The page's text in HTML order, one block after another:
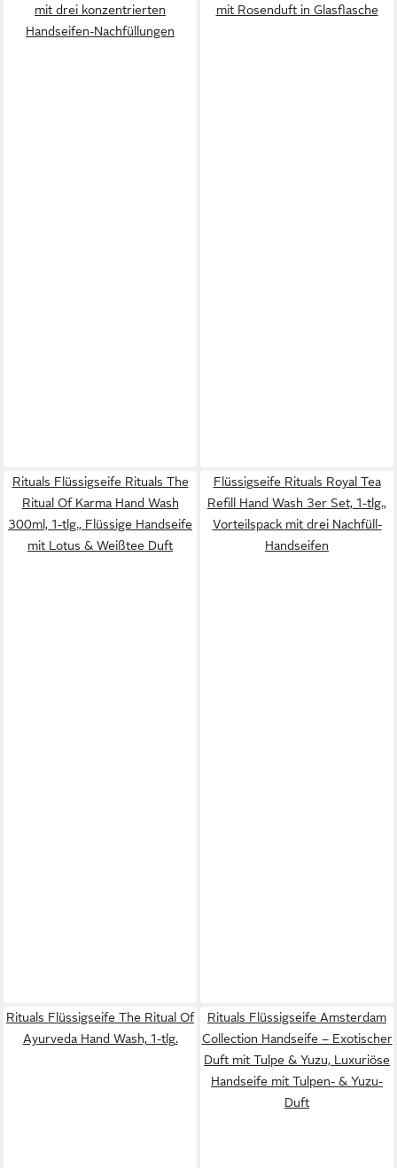
mit drei konzentrierten
Handseifen-Nachfüllungen
mit Rosenduft in Glasflasche
Rituals Flüssigseife Rituals The
Ritual Of Karma Hand Wash
300ml, 1-tlg., Flüssige Handseife
mit Lotus & Weißtee Duft
Flüssigseife Rituals Royal Tea
Refill Hand Wash 3er Set, 1-tlg.,
Vorteilspack mit drei Nachfüll-
Handseifen
Rituals Flüssigseife The Ritual Of
Ayurveda Hand Wash, 1-tlg.
Rituals Flüssigseife Amsterdam
Collection Handseife – Exotischer
Duft mit Tulpe & Yuzu, Luxuriöse
Handseife mit Tulpen- & Yuzu-
Duft